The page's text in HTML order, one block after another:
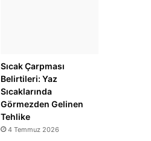
Sıcak Çarpması
Belirtileri: Yaz
Sıcaklarında
Görmezden Gelinen
Tehlike
4 Temmuz 2026